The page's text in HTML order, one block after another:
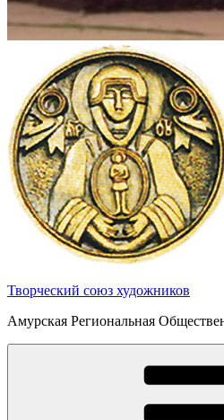
Творческий союз художников
Амурская Региональная